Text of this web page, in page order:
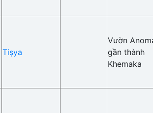
Tiṣya
Vườn
gần thành
Khemaka